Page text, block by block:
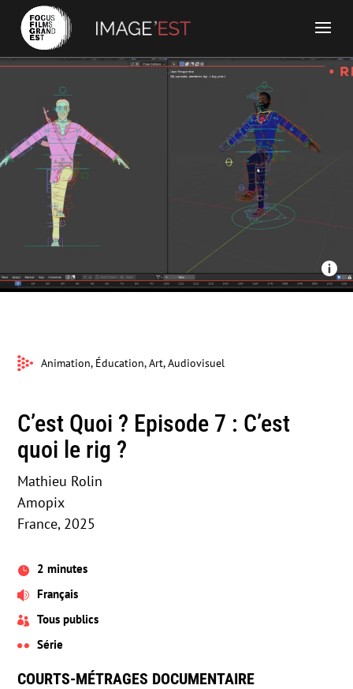
Amopix - C’est Quoi ? Episode 7 : C’est quoi le rig ? 
Animation, Éducation, Art, Audiovisuel
C’est Quoi ? Episode 7 : C’est
quoi le rig ?
Mathieu Rolin
Amopix
France, 2025
 2 minutes
 Français
 Tous publics
 Série
COURTS-MÉTRAGES DOCUMENTAIRE